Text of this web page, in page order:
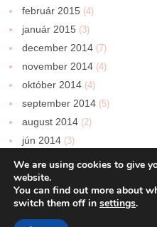
február 2015 (4)
január 2015 (3)
december 2014 (7)
november 2014 (4)
október 2014 (4)
september 2014 (5)
august 2014 (2)
jún 2014 (3)
We are using cookies to give
website.
You can find out more about
switch them off in settings.